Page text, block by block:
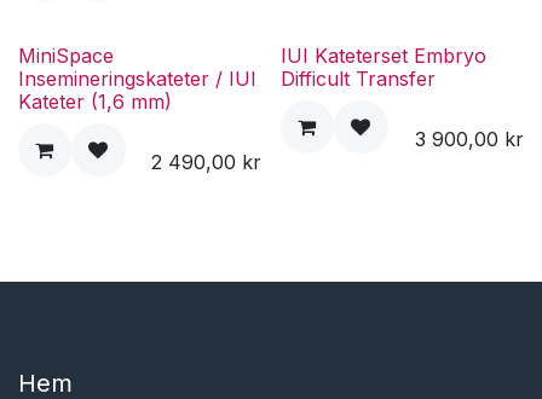
MiniSpace
Insemineringskateter / IUI
Kateter (1,6 mm)
2 490,00 kr
IUI Kateterset Embryo
Difficult Transfer
3 900,00 kr
Hem​​